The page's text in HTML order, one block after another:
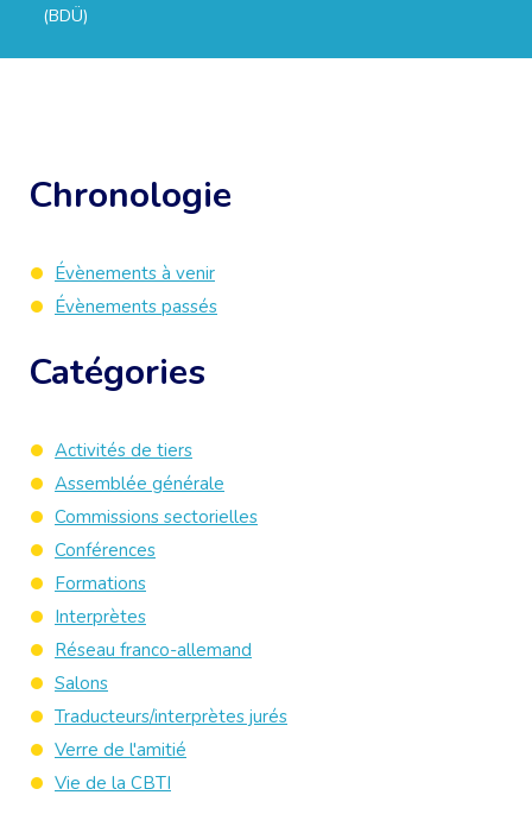
(BDÜ)
Chronologie
Évènements à venir
Évènements passés
Catégories
Activités de tiers
Assemblée générale
Commissions sectorielles
Conférences
Formations
Interprètes
Réseau franco-allemand
Salons
Traducteurs/interprètes jurés
Verre de l'amitié
Vie de la CBTI